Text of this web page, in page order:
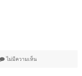
ไม่มีความเห็น